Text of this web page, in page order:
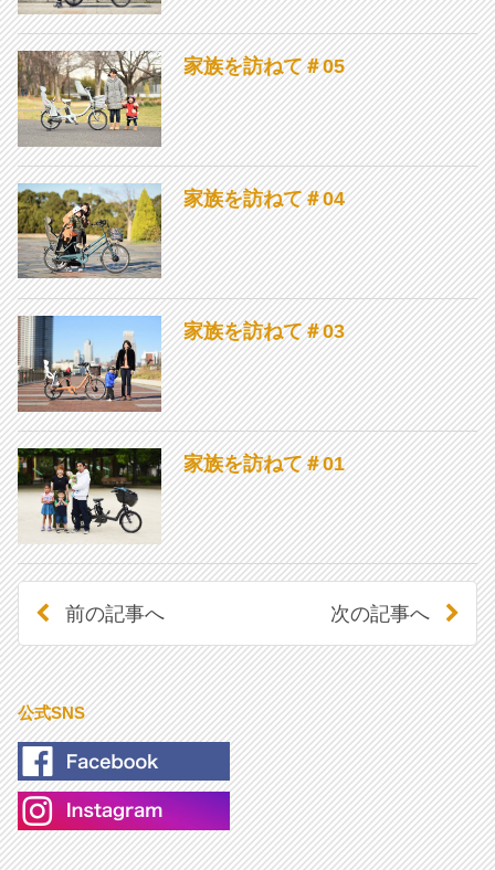
家族を訪ねて＃05
家族を訪ねて＃04
家族を訪ねて＃03
家族を訪ねて＃01
前の記事へ 次の記事へ
公式SNS